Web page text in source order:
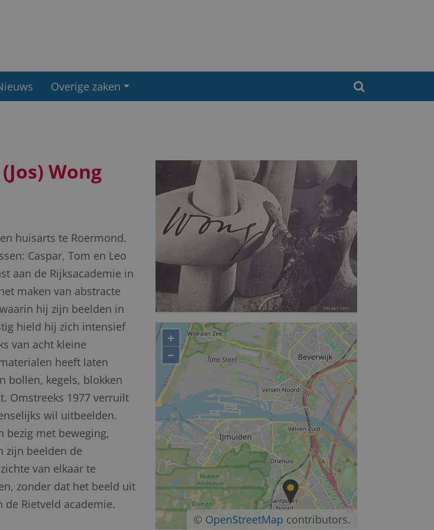
Overige zaken
Wong
huisarts te Roermond.
Caspar, Tom en Leo
aan de Rijksacademie in
maken van abstracte
hij zijn beelden in
hield hij zich intensief
van acht kleine
heeft laten
bollen, kegels, blokken
Omstreeks 1977 verruilt
wil uitbeelden.
bezig met beweging,
zijn beelden de
van elkaar te
zonder dat het beeld uit
Rietveld academie.
+
−
© OpenStreetMap contributors.